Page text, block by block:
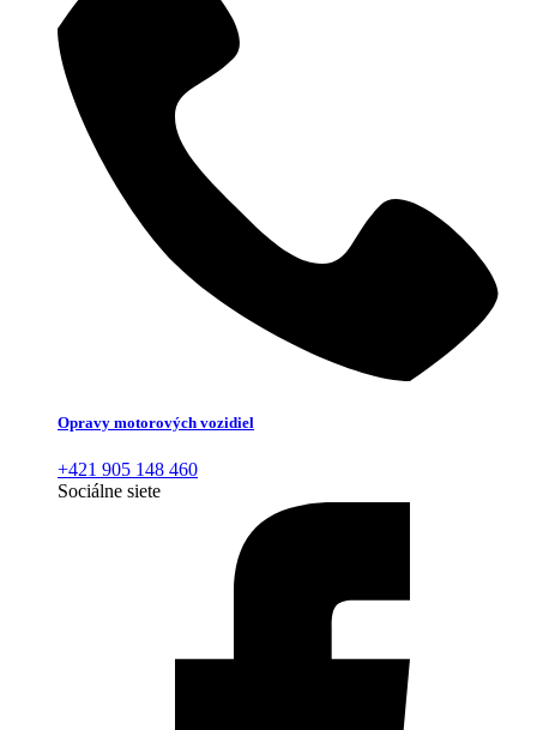
Opravy motorových vozidiel
+421 905 148 460
Sociálne siete